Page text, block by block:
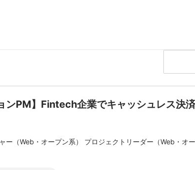
ンPM】Fintech企業でキャッシュレス決
（Web・オープン系） プロジェクトリーダー（Web・オー